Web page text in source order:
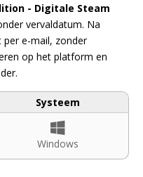
- Digitale Steam
vervaldatum. Na
e-mail, zonder
op het platform en
Systeem
Windows